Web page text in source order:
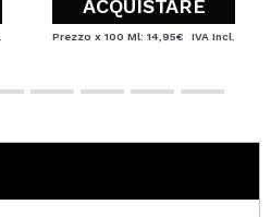
ACQUISTARE
Prezzo x 100 Ml: 14,95€ IVA Incl.